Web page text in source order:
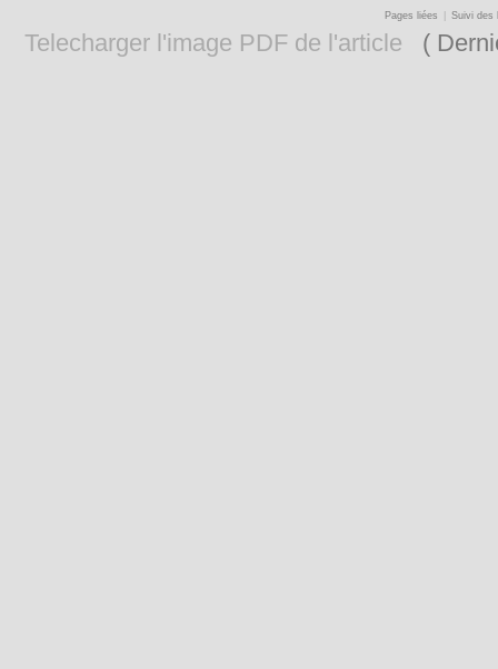
Pages liées Suivi des
Telecharger l'image PDF de l'article (